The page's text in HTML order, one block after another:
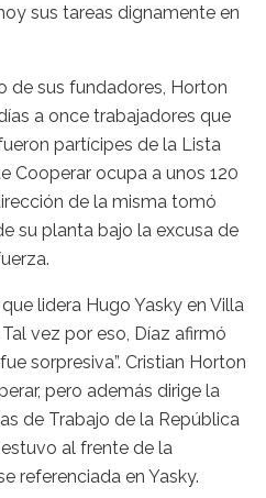
sus tareas dignamente en
de sus fundadores, Horton
a once trabajadores que
partícipes de la Lista
Cooperar ocupa a unos 120
de la misma tomó
su planta bajo la excusa de
lidera Hugo Yasky en Villa
vez por eso, Díaz afirmó
sorpresiva”. Cristian Horton
pero además dirige la
de Trabajo de la República
al frente de la
referenciada en Yasky.